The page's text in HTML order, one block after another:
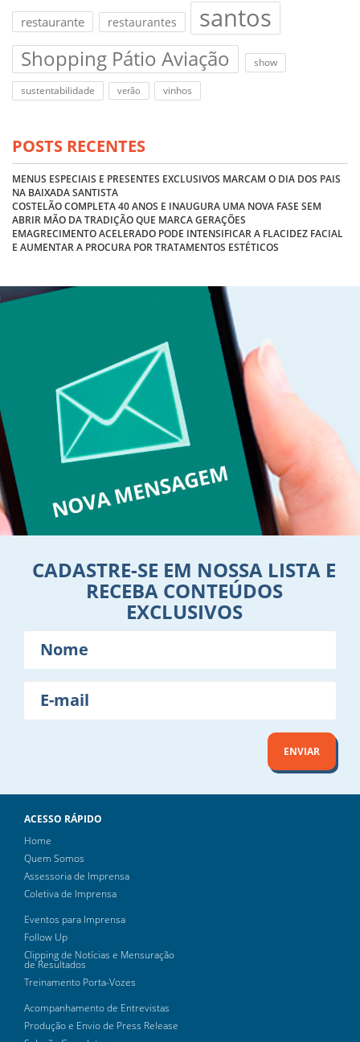
restaurante restaurantes santos
Shopping Pátio Aviação show
sustentabilidade verão vinhos
POSTS RECENTES
MENUS ESPECIAIS E PRESENTES EXCLUSIVOS MARCAM O DIA DOS PAIS
NA BAIXADA SANTISTA
COSTELÃO COMPLETA 40 ANOS E INAUGURA UMA NOVA FASE SEM
ABRIR MÃO DA TRADIÇÃO QUE MARCA GERAÇÕES
EMAGRECIMENTO ACELERADO PODE INTENSIFICAR A FLACIDEZ FACIAL
E AUMENTAR A PROCURA POR TRATAMENTOS ESTÉTICOS
CADASTRE-SE EM NOSSA LISTA E
RECEBA CONTEÚDOS
EXCLUSIVOS
mail
ENVIAR
ACESSO RÁPIDO
Home
Quem Somos
Assessoria de Imprensa
Coletiva de Imprensa
Eventos para Imprensa
Follow Up
Clipping de Notícias e Mensuração
de Resultados
Treinamento Porta-Vozes
Acompanhamento de Entrevistas
Produção e Envio de Press Release